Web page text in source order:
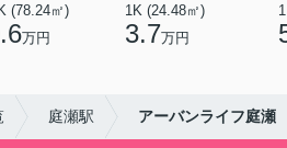
(78.24㎡)
万円
1K (24.48㎡)
3.7万円
庭瀬駅 アーバンライフ庭瀬